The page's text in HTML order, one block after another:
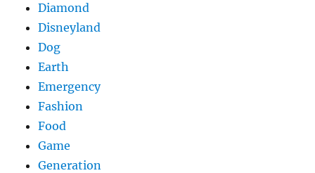
Diamond
Disneyland
Dog
Earth
Emergency
Fashion
Food
Game
Generation